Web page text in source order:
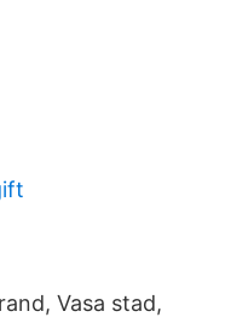
Vasa stad,